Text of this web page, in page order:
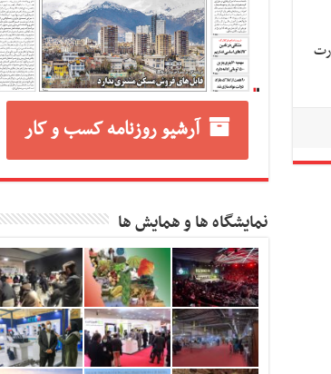
آرشیو روزنامه کسب و کار
نمایشگاه ها و همایش ها